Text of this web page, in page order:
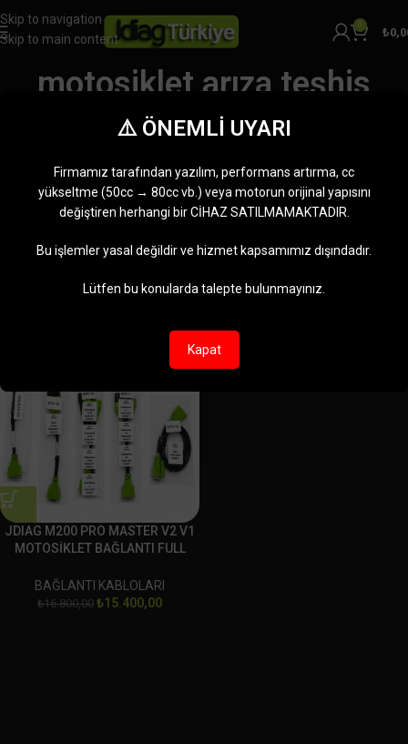
Skip to navigation
Skip to main content
0
₺
motosiklet arıza teşhis
sistemi
Ana Sayfa Ürünler “motosiklet arıza teşhis sistemi” olarak etiketlendi
Tek bir sonuç gösteriliyor
JDIAG M200 PRO MASTER V2 V1
MOTOSİKLET BAĞLANTI FULL
BAĞLANTI KABLOLARI
₺16.800,00 ₺15.400,00
⚠️ ÖNEMLİ UYARI
Firmamız tarafından yazılım, performans artırma, cc
yükseltme (50cc → 80cc vb.) veya motorun orijinal yapısını
değiştiren herhangi bir CİHAZ SATILMAMAKTADIR.
Bu işlemler yasal değildir ve hizmet kapsamımız dışındadır.
Lütfen bu konularda talepte bulunmayınız.
Kapat